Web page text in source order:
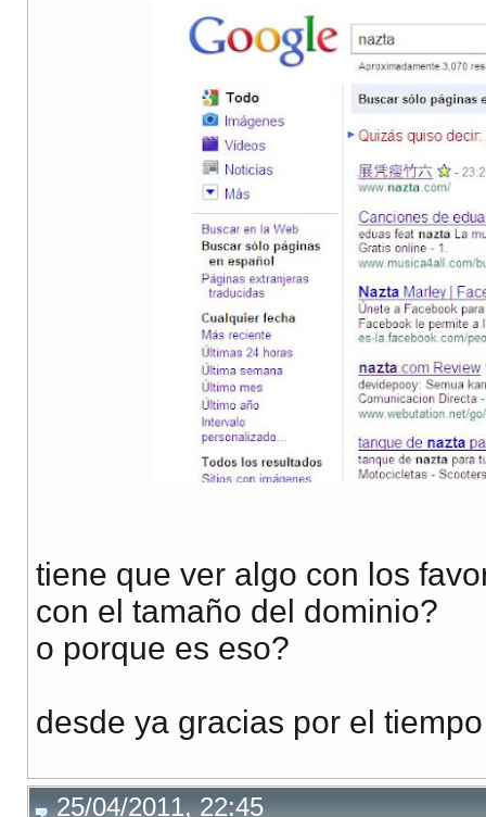
tiene que ver algo con los
con el tamaño del dominio?
o porque es eso?
desde ya gracias por el tiempo
25/04/2011, 22:45